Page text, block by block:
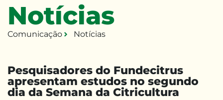
Notícias
Comunicação Notícias
Pesquisadores do Fundecitrus
apresentam estudos no segundo
dia da Semana da Citricultura